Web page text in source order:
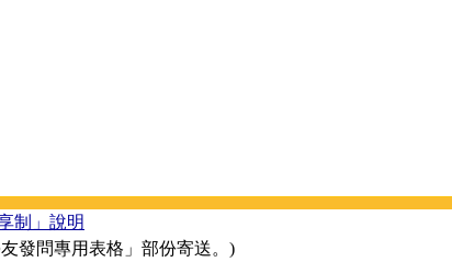
制」說明
問專用表格」部份寄送。)